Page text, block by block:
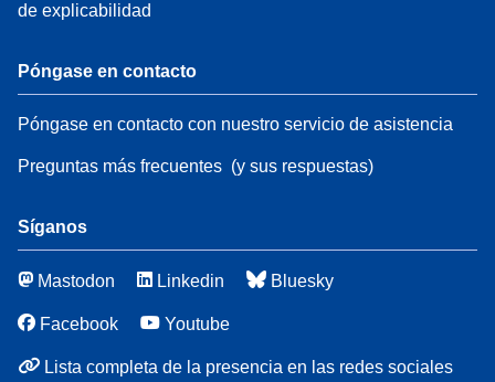
de explicabilidad
Póngase en contacto
Póngase en contacto con nuestro servicio de asistencia
Preguntas más frecuentes (y sus respuestas)
Síganos
Mastodon Linkedin Bluesky
Facebook Youtube
Lista completa de la presencia en las redes sociales